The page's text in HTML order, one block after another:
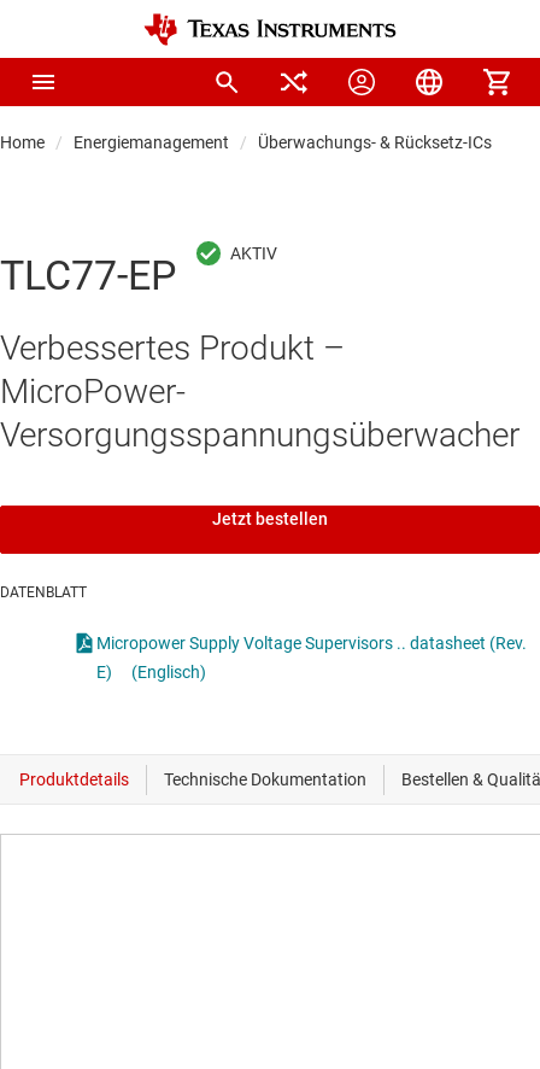
Home Energiemanagement Überwachungs- & Rücksetz-ICs
TLC77-EP
Verbessertes Produkt –
MicroPower-
Versorgungsspannungsüberwacher
Jetzt bestellen
DATENBLATT
Micropower Supply Voltage Supervisors .. datasheet (Rev.
E)
(Englisch)